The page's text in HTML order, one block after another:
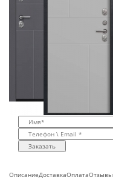
Заказать
ОписаниеДоставкаОплатаОтзывы